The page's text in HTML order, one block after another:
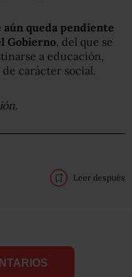
aún queda pendiente
Gobierno , del que se
a educación,
carácter social.
Leer después